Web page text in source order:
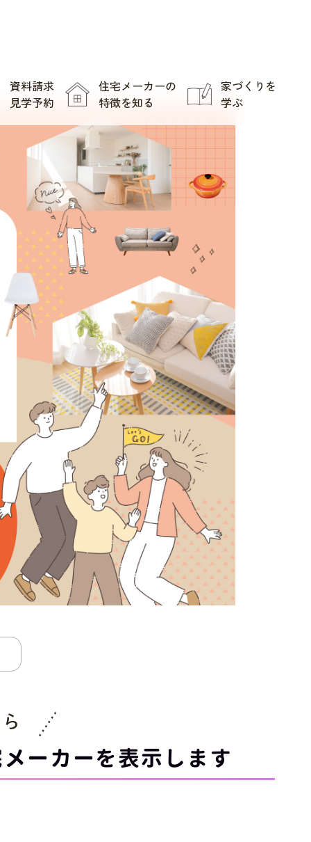
資料請求
見学予約
住宅メーカーの
特徴を知る
家づくりを
学ぶ
ーカーを表示します